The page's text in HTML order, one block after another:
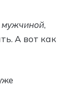
мужчиной,
А вот как